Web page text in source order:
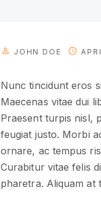
JOHN DOE
Nunc tincidunt eros
Maecenas vitae dui
Praesent turpis nisl,
feugiat justo. Morbi
ornare, ac tempus
Curabitur vitae felis
pharetra. Aliquam at